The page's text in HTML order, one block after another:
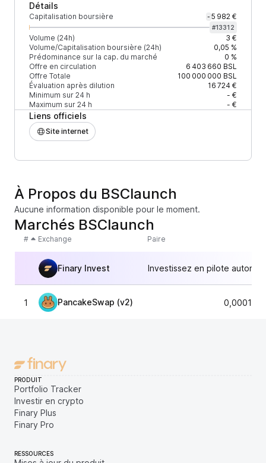
Détails
Capitalisation boursière - 5 982 €
#13312
Volume (24h)
3 €
Volume/Capitalisation boursière (24h)
0,05 %
Prédominance sur la cap. du marché
0 %
Offre en circulation
6 403 660 BSL
Offre Totale
100 000 000 BSL
Évaluation après dilution
16 724 €
Minimum sur 24 h
- €
Maximum sur 24 h
- €
Liens officiels
Site internet
À Propos du BSClaunch
Aucune information disponible pour le moment.
Marchés BSClaunch
# Exchange Paire
Finary Invest Investissez en pilote
1 PancakeSwap (v2)
PRODUIT
Portfolio Tracker
Investir en crypto
Finary Plus
Finary Pro
RESSOURCES